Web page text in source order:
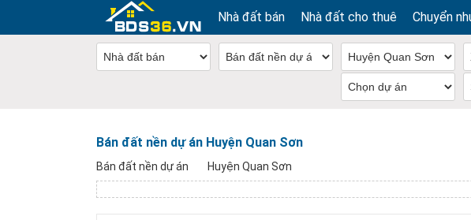
Nhà đất bán Nhà đất cho thuê Chuyển
Bán đất nền dự án Huyện Quan Sơn
Bán đất nền dự án Huyện Quan Sơn